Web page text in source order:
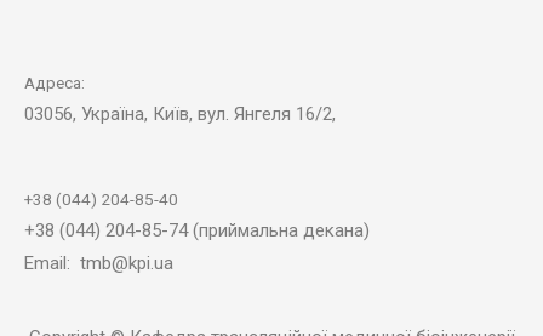
Адреса:
03056, Україна, Київ, вул. Янгеля 16/2,
+38 (044) 204-85-40
+38 (044) 204-85-74 (приймальна декана)
Email: tmb@kpi.ua